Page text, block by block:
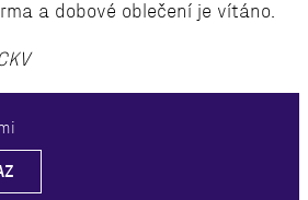
a dobové oblečení je vítáno.